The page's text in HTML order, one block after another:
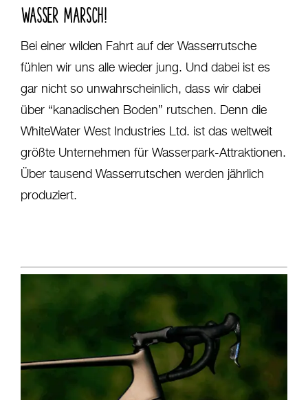
WASSER MARSCH!
Bei einer wilden Fahrt auf der Wasserrutsche
fühlen wir uns alle wieder jung. Und dabei ist es
gar nicht so unwahrscheinlich, dass wir dabei
über “kanadischen Boden” rutschen. Denn die
WhiteWater West Industries Ltd. ist das weltweit
größte Unternehmen für Wasserpark-Attraktionen.
Über tausend Wasserrutschen werden jährlich
produziert.